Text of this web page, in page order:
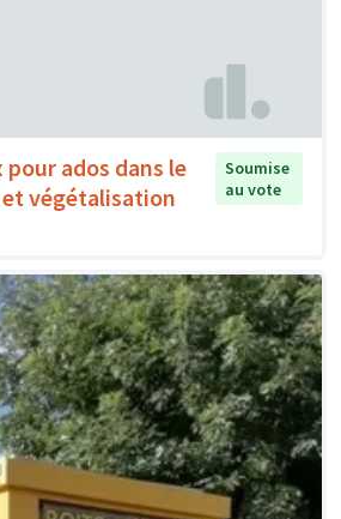
pour ados dans le
végétalisation
Soumise
au vote